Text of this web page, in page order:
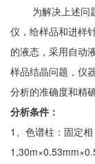
为解决上述问题
仪，给样品和进样
的液态，采用自动
样品结晶问题，仪
分析的准确度和精确
分析条件：
1、色谱柱： 固定相
1,30m×0.53mm×